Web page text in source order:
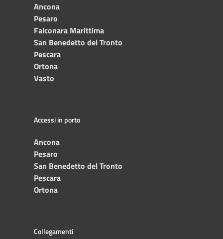
Ancona
Pesaro
Falconara Marittima
San Benedetto del Tronto
Pescara
Ortona
Vasto
Accessi in porto
Ancona
Pesaro
San Benedetto del Tronto
Pescara
Ortona
Collegamenti